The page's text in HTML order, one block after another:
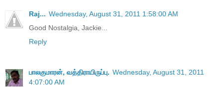
Raj... Wednesday, August 31, 2011 1:58:00 AM
Good Nostalgia, Jackie...
Reply
பாலகுமாரன், வத்திராயிருப்பு. Wednesday, August 31, 2011
4:07:00 AM